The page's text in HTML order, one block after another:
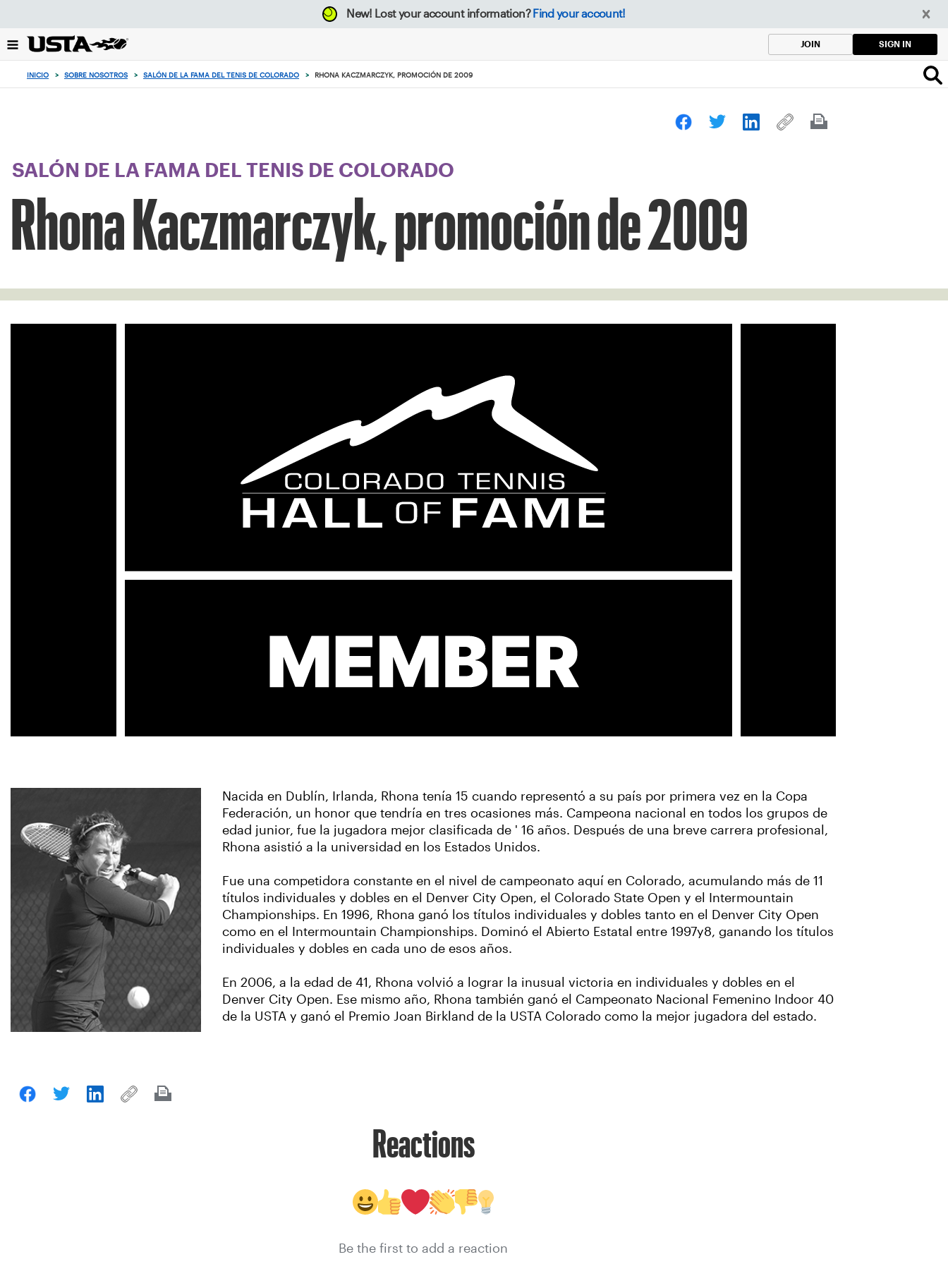
el
botón
New! Lost your account information? Find your account!
JOIN SIGN IN
INICIO > SOBRE NOSOTROS > SALÓN DE LA FAMA DEL TENIS DE COLORADO > RHONA KACZMARCZYK, PROMOCIÓN DE 2009
SALÓN DE LA FAMA DEL TENIS DE COLORADO
Rhona Kaczmarczyk, promoción de 2009
Nacida en Dublín, Irlanda, Rhona tenía 15 cuando representó a su país por primera vez en la Copa
Federación, un honor que tendría en tres ocasiones más. Campeona nacional en todos los grupos de
edad junior, fue la jugadora mejor clasificada de ' 16 años. Después de una breve carrera profesional,
Rhona asistió a la universidad en los Estados Unidos.
Fue una competidora constante en el nivel de campeonato aquí en Colorado, acumulando más de 11
títulos individuales y dobles en el Denver City Open, el Colorado State Open y el Intermountain
Championships. En 1996, Rhona ganó los títulos individuales y dobles tanto en el Denver City Open
como en el Intermountain Championships. Dominó el Abierto Estatal entre 1997y8, ganando los títulos
individuales y dobles en cada uno de esos años.
En 2006, a la edad de 41, Rhona volvió a lograr la inusual victoria en individuales y dobles en el
Denver City Open. Ese mismo año, Rhona también ganó el Campeonato Nacional Femenino Indoor 40
de la USTA y ganó el Premio Joan Birkland de la USTA Colorado como la mejor jugadora del estado.
Reactions
Be the first to add a reaction